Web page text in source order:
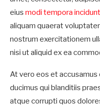
eius modi tempora
aliquam quaerat
nostrum exercitationem
nisi ut aliquid ex ea
At vero eos et
ducimus qui blanditiis
atque corrupti quos